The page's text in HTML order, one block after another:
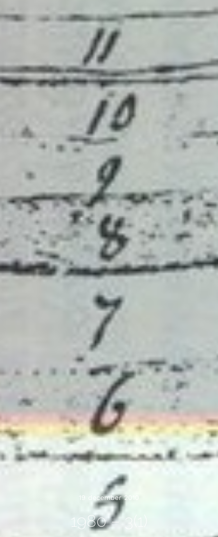
19 december 2010
1980 – 3(1)